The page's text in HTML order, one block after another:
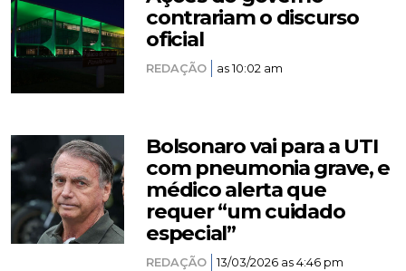
contrariam o discurso
oficial
REDAÇÃO as 10:02 am
Bolsonaro vai para a UTI
com pneumonia grave, e
médico alerta que
requer “um cuidado
especial”
REDAÇÃO 13/03/2026 as 4:46 pm